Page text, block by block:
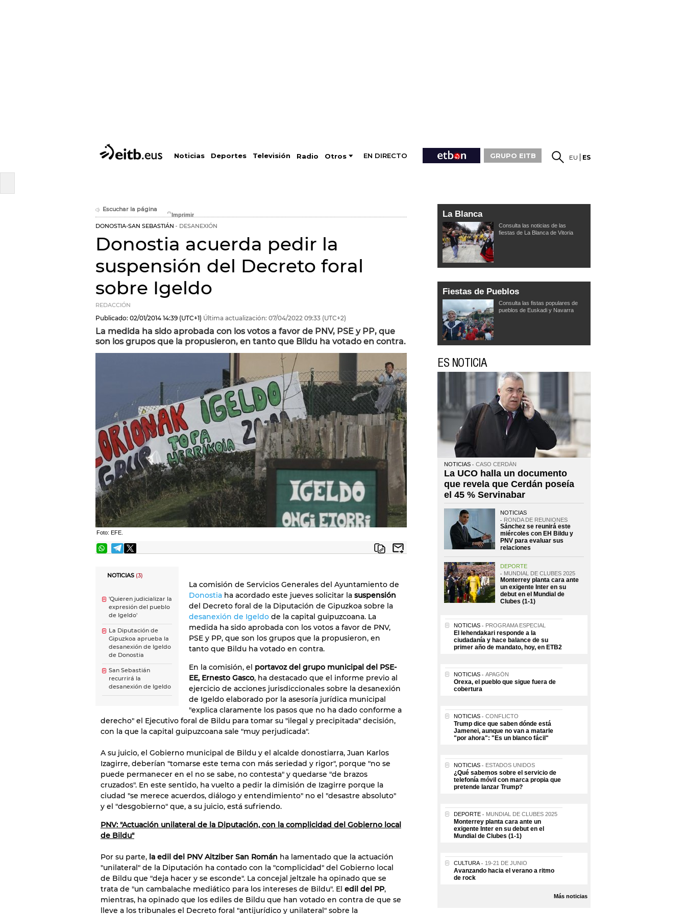
Noticias Deportes Televisión Radio Otros EN DIRECTO GRUPO EITB EU ES
Escuchar la página
DONOSTIA-SAN SEBASTIÁN DESANEXIÓN
Donostia acuerda pedir la
suspensión del Decreto foral
sobre Igeldo
REDACCIÓN
Publicado: 02/01/2014 14:39 (UTC+1) Última actualización: 07/04/2022 09:33 (UTC+2)
La medida ha sido aprobada con los votos a favor de PNV, PSE y PP, que
son los grupos que la propusieron, en tanto que Bildu ha votado en contra.
Foto: EFE.
NOTICIAS (3)
'Quieren judicializar la
expresión del pueblo
de Igeldo'
La Diputación de
Gipuzkoa aprueba la
desanexión de Igeldo
de Donostia
San Sebastián
recurrirá la
desanexión de Igeldo
La comisión de Servicios Generales del Ayuntamiento de
Donostia ha acordado este jueves solicitar la suspensión
del Decreto foral de la Diputación de Gipuzkoa sobre la
desanexión de Igeldo de la capital guipuzcoana. La
medida ha sido aprobada con los votos a favor de PNV,
PSE y PP, que son los grupos que la propusieron, en
tanto que Bildu ha votado en contra.
En la comisión, el portavoz del grupo municipal del PSE-
EE, Ernesto Gasco, ha destacado que el informe previo al
ejercicio de acciones jurisdiccionales sobre la desanexión
de Igeldo elaborado por la asesoría jurídica municipal
"explica claramente los pasos que no ha dado conforme a
derecho" el Ejecutivo foral de Bildu para tomar su "ilegal y precipitada" decisión,
con la que la capital guipuzcoana sale "muy perjudicada".
A su juicio, el Gobierno municipal de Bildu y el alcalde donostiarra, Juan Karlos
Izagirre, deberían "tomarse este tema con más seriedad y rigor", porque "no se
puede permanecer en el no se sabe, no contesta" y quedarse "de brazos
cruzados". En este sentido, ha vuelto a pedir la dimisión de Izagirre porque la
ciudad "se merece acuerdos, diálogo y entendimiento" no el "desastre absoluto"
y el "desgobierno" que, a su juicio, está sufriendo.
PNV: "Actuación unilateral de la Diputación, con la complicidad del Gobierno local
de Bildu"
Por su parte, la edil del PNV Aitziber San Román ha lamentado que la actuación
"unilateral" de la Diputación ha contado con la "complicidad" del Gobierno local
de Bildu que "deja hacer y se esconde". La concejal jeltzale ha opinado que se
trata de "un cambalache mediático para los intereses de Bildu". El edil del PP,
mientras, ha opinado que los ediles de Bildu que han votado en contra de que se
lleve a los tribunales el Decreto foral "antijurídico y unilateral" sobre la
La Blanca
Consulta las noticias de las
fiestas de La Blanca de Vitoria
Fiestas de Pueblos
Consulta las fistas populares de
pueblos de Euskadi y Navarra
ES NOTICIA
NOTICIAS CASO CERDÁN
La UCO halla un documento
que revela que Cerdán poseía
el 45 % Servinabar
NOTICIAS
RONDA DE REUNIONES
Sánchez se reunirá este
miércoles con EH Bildu y
PNV para evaluar sus
relaciones
DEPORTE
MUNDIAL DE CLUBES 2025
Monterrey planta cara ante
un exigente Inter en su
debut en el Mundial de
Clubes (1-1)
NOTICIAS PROGRAMA ESPECIAL
El lehendakari responde a la
ciudadanía y hace balance de su
primer año de mandato, hoy, en ETB2
NOTICIAS APAGÓN
Orexa, el pueblo que sigue fuera de
cobertura
NOTICIAS CONFLICTO
Trump dice que saben dónde está
Jamenei, aunque no van a matarle
"por ahora": "Es un blanco fácil"
NOTICIAS ESTADOS UNIDOS
¿Qué sabemos sobre el servicio de
telefonía móvil con marca propia que
pretende lanzar Trump?
DEPORTE MUNDIAL DE CLUBES 2025
Monterrey planta cara ante un
exigente Inter en su debut en el
Mundial de Clubes (1-1)
CULTURA 19-21 DE JUNIO
Avanzando hacia el verano a ritmo
de rock
Más noticias